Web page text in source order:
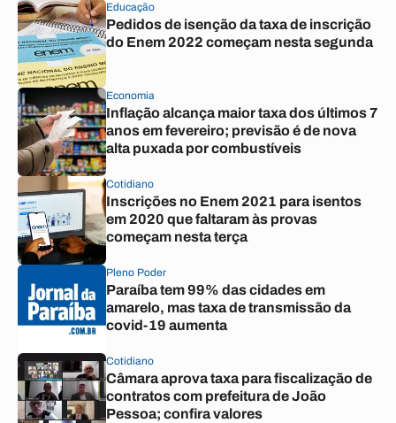
Educação
Pedidos de isenção da taxa de inscrição
do Enem 2022 começam nesta segunda
Economia
Inflação alcança maior taxa dos últimos 7
anos em fevereiro; previsão é de nova
alta puxada por combustíveis
Cotidiano
Inscrições no Enem 2021 para isentos
em 2020 que faltaram às provas
começam nesta terça
Pleno Poder
Paraíba tem 99% das cidades em
amarelo, mas taxa de transmissão da
covid-19 aumenta
Cotidiano
Câmara aprova taxa para fiscalização de
contratos com prefeitura de João
Pessoa; confira valores